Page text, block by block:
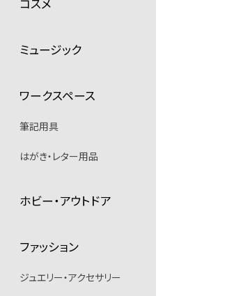
コスメ
ミュージック
ワークスペース
筆記用具
はがき・レター用品
ホビー・アウトドア
ファッション
ジュエリー・アクセサリー